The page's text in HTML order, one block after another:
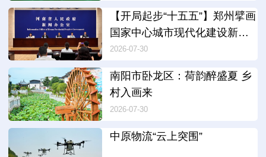
【开局起步“十五五”】郑州擘画
国家中心城市现代化建设新蓝
图
2026-07-30
南阳市卧龙区：荷韵醉盛夏 乡
村入画来
2026-07-30
中原物流“云上突围”